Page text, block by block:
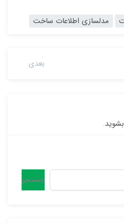
مدلسازی اطلاعات ساخت
بعدی
.
جستجو